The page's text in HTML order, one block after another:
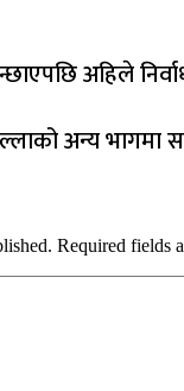
अहिले
अन्य
Required fields